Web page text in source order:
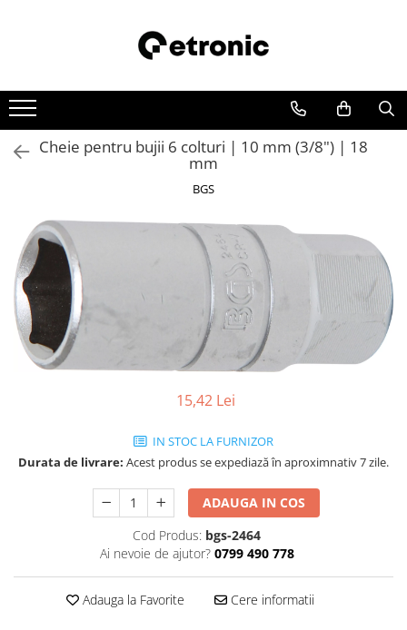
Cheie pentru bujii 6 colturi | 10 mm (3/8") | 18
mm
BGS
15,42 Lei
IN STOC LA FURNIZOR
Durata de livrare: Acest produs se expediază în aproximnativ 7 zile.
ADAUGA IN COS
Cod Produs: bgs-2464
Ai nevoie de ajutor? 0799 490 778
Adauga la Favorite Cere informatii